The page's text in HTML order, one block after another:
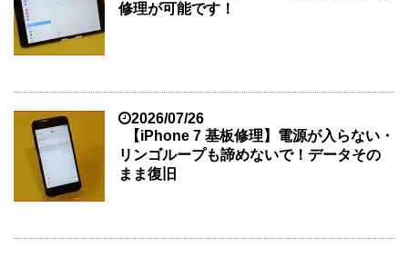
修理が可能です！
2026/07/26
【iPhone 7 基板修理】電源が入らない・
リンゴループも諦めないで！データその
まま復旧